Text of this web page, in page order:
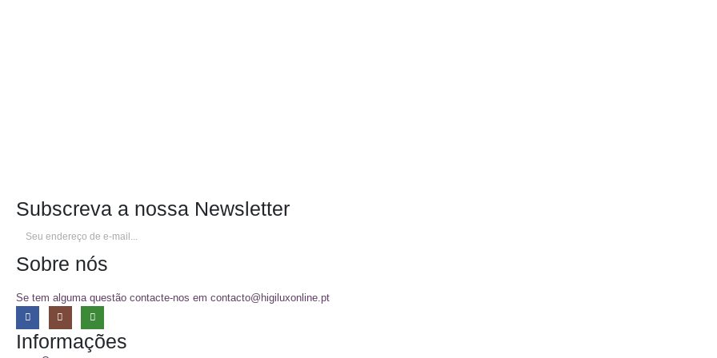
Subscreva a nossa Newsletter
Sobre nós
Se tem alguma questão contacte-nos em contacto@higiluxonline.pt
Informações